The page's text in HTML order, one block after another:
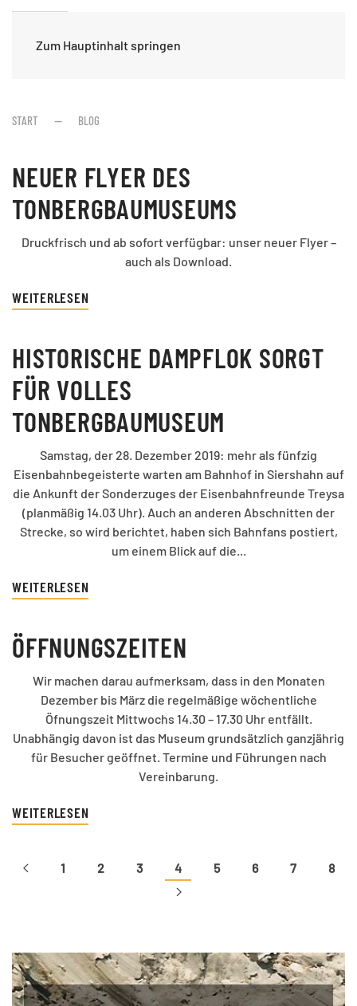
Zum Hauptinhalt springen
START BLOG
NEUER FLYER DES
TONBERGBAUMUSEUMS
Druckfrisch und ab sofort verfügbar: unser neuer Flyer –
auch als Download.
WEITERLESEN
HISTORISCHE DAMPFLOK SORGT
FÜR VOLLES
TONBERGBAUMUSEUM
Samstag, der 28. Dezember 2019: mehr als fünfzig
Eisenbahnbegeisterte warten am Bahnhof in Siershahn auf
die Ankunft der Sonderzuges der Eisenbahnfreunde Treysa
(planmäßig 14.03 Uhr). Auch an anderen Abschnitten der
Strecke, so wird berichtet, haben sich Bahnfans postiert,
um einem Blick auf die...
WEITERLESEN
ÖFFNUNGSZEITEN
Wir machen darau aufmerksam, dass in den Monaten
Dezember bis März die regelmäßige wöchentliche
Öfnungszeit Mittwochs 14.30 – 17.30 Uhr entfällt.
Unabhängig davon ist das Museum grundsätzlich ganzjährig
für Besucher geöffnet. Termine und Führungen nach
Vereinbarung.
WEITERLESEN
1 2 3 4 5 6 7 8